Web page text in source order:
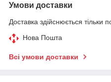
Умови доставки
Доставка здійснюється тільки
Нова Пошта
Всі умови доставки